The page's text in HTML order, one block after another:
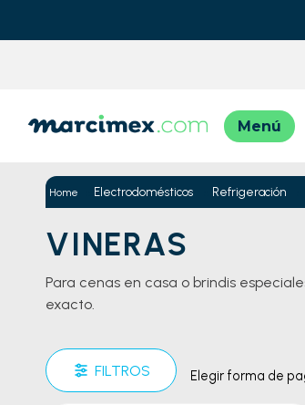
Electrodomésticos Refrigeración
VINERAS
Para cenas en casa o brindis
exacto.
Elegir forma de
FILTROS